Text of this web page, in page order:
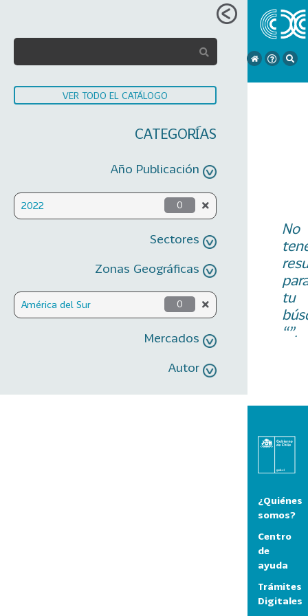
VER TODO EL CATÁLOGO
CATEGORÍAS
Año Publicación
2022 0
Sectores
Zonas Geográficas
América del Sur 0
Mercados
Autor
No
tu
“”.
¿Quiénes
somos?
Centro
de
ayuda
Trámites
Digitales